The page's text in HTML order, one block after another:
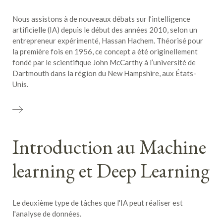
Nous assistons à de nouveaux débats sur l’intelligence
artificielle (IA) depuis le début des années 2010, selon un
entrepreneur expérimenté, Hassan Hachem. Théorisé pour
la première fois en 1956, ce concept a été originellement
fondé par le scientifique John McCarthy à l’université de
Dartmouth dans la région du New Hampshire, aux États-
Unis.
Introduction au Machine
learning et Deep Learning
Le deuxième type de tâches que l'IA peut réaliser est
l'analyse de données.